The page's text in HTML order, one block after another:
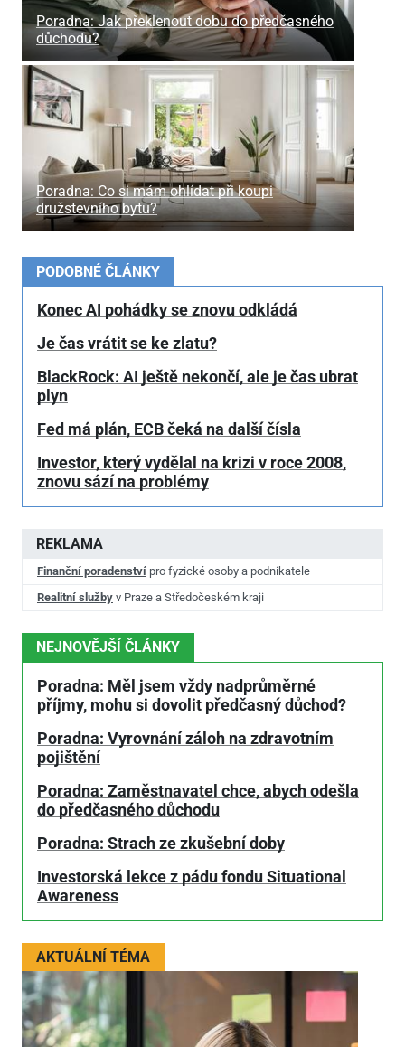
Poradna: Jak překlenout dobu do předčasného
důchodu?
Poradna: Co si mám ohlídat při koupi
družstevního bytu?
REKLAMA
Finanční poradenství pro fyzické osoby a podnikatele
Realitní služby v Praze a Středočeském kraji
NEJNOVĚJŠÍ ČLÁNKY
Poradna: Měl jsem vždy nadprůměrné
příjmy, mohu si dovolit předčasný důchod?
Poradna: Vyrovnání záloh na zdravotním
pojištění
Poradna: Zaměstnavatel chce, abych odešla
do předčasného důchodu
Poradna: Strach ze zkušební doby
Investorská lekce z pádu fondu Situational
Awareness
AKTUÁLNÍ TÉMA
PODOBNÉ ČLÁNKY
Konec AI pohádky se znovu odkládá
Je čas vrátit se ke zlatu?
BlackRock: AI ještě nekončí, ale je čas ubrat
plyn
Fed má plán, ECB čeká na další čísla
Investor, který vydělal na krizi v roce 2008,
znovu sází na problémy